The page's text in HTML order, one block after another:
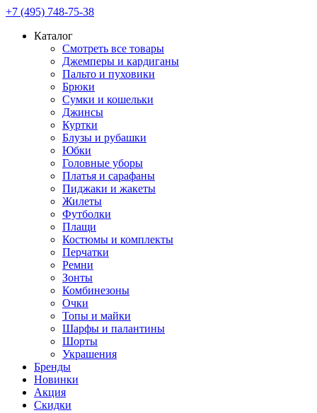
+7 (495) 748-75-38
Каталог
Смотреть все товары
Джемперы и кардиганы
Пальто и пуховики
Брюки
Сумки и кошельки
Джинсы
Куртки
Блузы и рубашки
Юбки
Головные уборы
Платья и сарафаны
Пиджаки и жакеты
Жилеты
Футболки
Плащи
Костюмы и комплекты
Перчатки
Ремни
Зонты
Комбинезоны
Очки
Топы и майки
Шарфы и палантины
Шорты
Украшения
Бренды
Новинки
Акция
Скидки